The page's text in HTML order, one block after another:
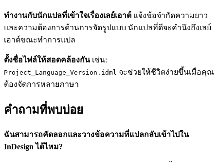
ทำงานกับนักแปลที่เข้าใจเรื่องเลย์เอาต์ แจ้งข้อจำกัดความยาว
และความต้องการด้านการจัดรูปแบบ นักแปลที่ดีจะคำนึงถึงเลย์
เอาต์ขณะทำการแปล
ตั้งชื่อไฟล์ให้สอดคล้องกันเช่น:
Project_Language_Version.idml จะช่วยให้ชีวิตง่ายขึ้นเมื่อคุณ
ต้องจัดการหลายภาษา
คำถามที่พบบ่อย
ฉันสามารถคัดลอกและวางข้อความที่แปลกลับเข้าไปใน
InDesign ได้ไหม?